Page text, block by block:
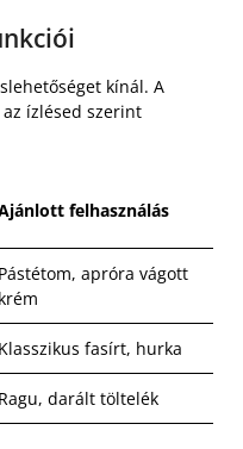
kínál. A
ízlésed szerint
felhasználás
Pástétom, apróra vágott
krém
Klasszikus fasírt, hurka
Ragu, darált töltelék